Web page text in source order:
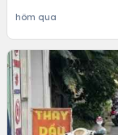
hôm qua